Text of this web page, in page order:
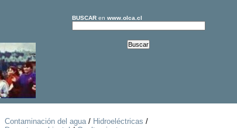
BUSCARen www.olca.cl
Contaminación del agua/ Hidroeléctricas /